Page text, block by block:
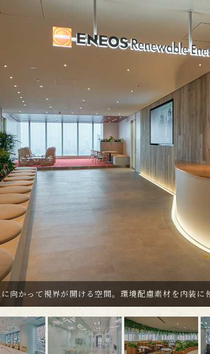
向かって視界が開ける空間。環境配慮素材を内装に